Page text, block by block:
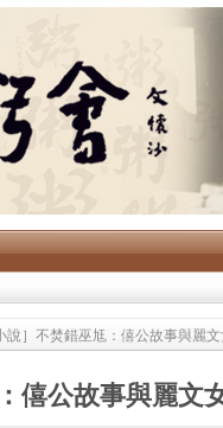
說］不焚錯巫尪：僖公故事與麗
僖公故事與麗文